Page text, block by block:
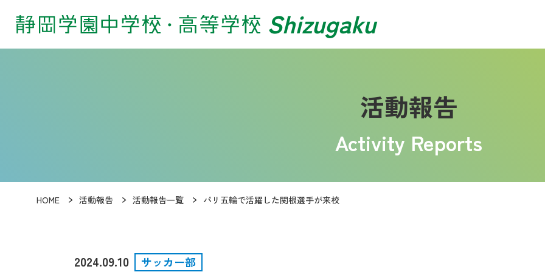
Shizugaku
活動報告
Activity Reports
HOME 活動報告 活動報告一覧 パリ五輪で活躍した関根選手が来校
2024.09.10 サッカー部